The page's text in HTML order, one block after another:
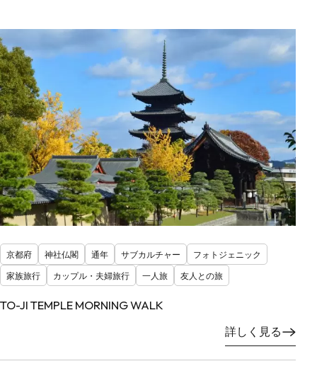
京都府 神社仏閣 通年 サブカルチャー
フォトジェニック
家族旅行
カップル・夫婦旅行 一人旅 友人との旅
TO-JI TEMPLE MORNING WALK
詳しく見る